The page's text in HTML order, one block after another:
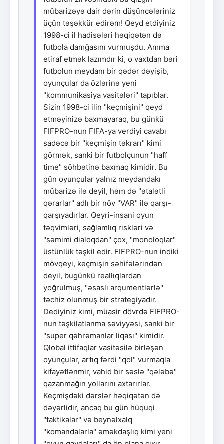
mübarizəyə dair dərin düşüncələriniz
üçün təşəkkür edirəm! Qeyd etdiyiniz
1998-ci il hadisələri həqiqətən də
futbola damğasını vurmuşdu. Amma
etiraf etmək lazımdır ki, o vaxtdan bəri
futbolun meydanı bir qədər dəyişib,
oyunçular da özlərinə yeni
"kommunikasiya vasitələri" tapıblar.
Sizin 1998-ci ilin "keçmişini" qeyd
etməyinizə baxmayaraq, bu günkü
FIFPRO-nun FIFA-ya verdiyi cavabı
sadəcə bir "keçmişin təkrarı" kimi
görmək, sanki bir futbolçunun "haff
time" söhbətinə baxmaq kimidir. Bu
gün oyunçular yalnız meydandakı
mübarizə ilə deyil, həm də "ətalətli
qərarlar" adlı bir növ "VAR" ilə qarşı-
qarşıyadırlar. Qeyri-insani oyun
təqvimləri, sağlamlıq riskləri və
"səmimi dialoqdan" çox, "monoloqlar"
üstünlük təşkil edir. FIFPRO-nun indiki
mövqeyi, keçmişin səhifələrindən
deyil, bugünkü reallıqlardan
yoğrulmuş, "əsaslı arqumentlərlə"
təchiz olunmuş bir strategiyadır.
Dediyiniz kimi, müasir dövrdə FIFPRO-
nun təşkilatlanma səviyyəsi, sanki bir
"super qəhrəmanlar liqası" kimidir.
Qlobal ittifaqlar vasitəsilə birləşən
oyunçular, artıq fərdi "qol" vurmaqla
kifayətlənmir, vahid bir səslə "qələbə"
qazanmağın yollarını axtarırlar.
Keçmişdəki dərslər həqiqətən də
dəyərlidir, ancaq bu gün hüquqi
"taktikalar" və beynəlxalq
"komandalarla" əməkdaşlıq kimi yeni